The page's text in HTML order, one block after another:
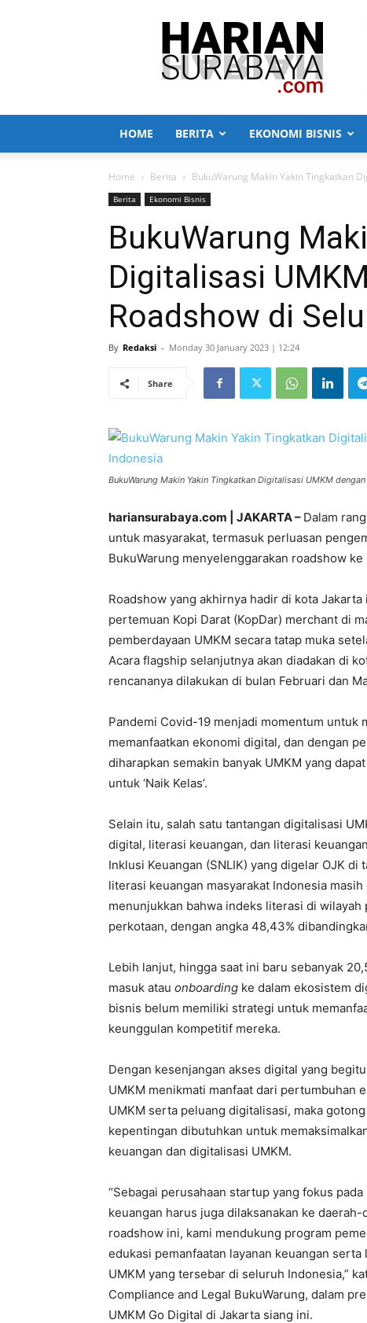
Harian
Surabaya
HOME BERITA EKONOMI BISNIS
Home Berita BukuWarung Makin Yakin Tingkatkan
Berita Ekonomi Bisnis
BukuWarung
Digitalisasi
Roadshow di
By Redaksi - Monday 30 January 2023 | 12:24
Share
BukuWarung Makin Yakin Tingkatkan Digitalisasi UMKM
hariansurabaya.com | JAKARTA – Dalam
untuk masyarakat, termasuk perluasan
BukuWarung menyelenggarakan roadshow
Roadshow yang akhirnya hadir di kota
pertemuan Kopi Darat (KopDar) merchant di
pemberdayaan UMKM secara tatap muka
Acara flagship selanjutnya akan diadakan di
rencananya dilakukan di bulan Februari dan
Pandemi Covid-19 menjadi momentum untuk
memanfaatkan ekonomi digital, dan dengan
diharapkan semakin banyak UMKM yang
untuk ‘Naik Kelas’.
Selain itu, salah satu tantangan digitalisasi
digital, literasi keuangan, dan literasi
Inklusi Keuangan (SNLIK) yang digelar OJK
literasi keuangan masyarakat Indonesia
menunjukkan bahwa indeks literasi di
perkotaan, dengan angka 48,43%
Lebih lanjut, hingga saat ini baru sebanyak
masuk atau onboarding ke dalam ekosistem
bisnis belum memiliki strategi untuk
keunggulan kompetitif mereka.
Dengan kesenjangan akses digital yang
UMKM menikmati manfaat dari pertumbuhan
UMKM serta peluang digitalisasi, maka
kepentingan dibutuhkan untuk
keuangan dan digitalisasi UMKM.
“Sebagai perusahaan startup yang fokus
keuangan harus juga dilaksanakan ke
roadshow ini, kami mendukung program
edukasi pemanfaatan layanan keuangan
UMKM yang tersebar di seluruh Indonesia,”
Compliance and Legal BukuWarung, dalam
UMKM Go Digital di Jakarta siang ini.